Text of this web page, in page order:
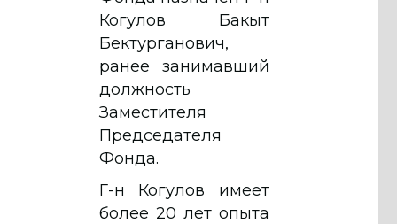
Когулов Бакыт
Бектурганович,
ранее занимавший
должность
Заместителя
Председателя
Фонда.
Г-н Когулов имеет
более 20 лет опыта